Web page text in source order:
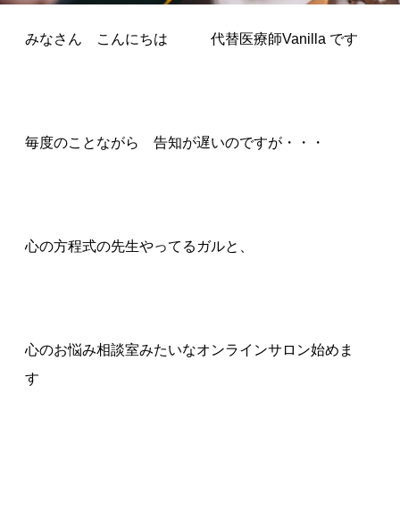
みなさん こんにちは 代替医療師Vanilla です
毎度のことながら 告知が遅いのですが・・・
心の方程式の先生やってるガルと、
心のお悩み相談室みたいなオンラインサロン始めま
す